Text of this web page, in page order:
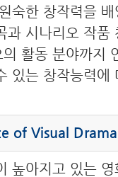
숙한 창작력을
과 시나리오 작품
활동 분야까지
있는 창작능력에
of Visual
높아지고 있는